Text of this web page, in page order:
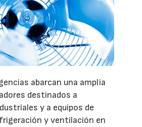
abarcan una amplia
destinados a
y a equipos de
y ventilación en